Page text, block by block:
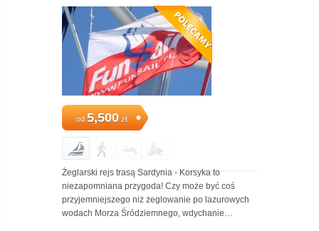
od 5,500zł
Żeglarski rejs trasą Sardynia - Korsyka to
niezapomniana przygoda! Czy może być coś
przyjemniejszego niż żeglowanie po lazurowych
wodach Morza Śródziemnego, wdychanie…